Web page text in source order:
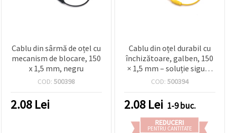
Cablu din sârmă de oțel cu
mecanism de blocare, 150
x 1,5 mm, negru
COD: 500398
2.08 Lei
Cablu din oțel durabil cu
închizătoare, galben, 150
× 1,5 mm – soluție sigură
și de lungă durată pentru
COD: 500394
2.08 Lei 1-9 buc.
REDUCERI
PENTRU CANTITATE